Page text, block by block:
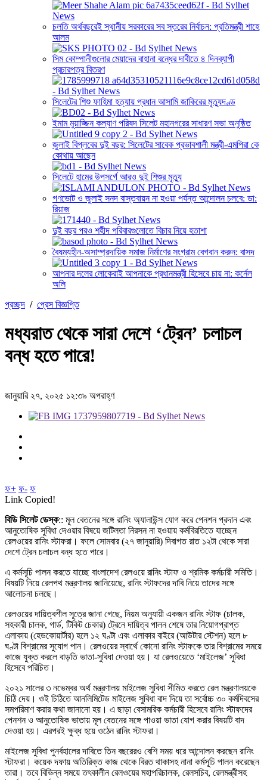
চলতি অর্থবছরেই স্থানীয় সরকারের সব স্তরের নির্বাচন: প্রতিমন্ত্রী শাহে
আলম
সিম কোম্পানীগুলোর মেয়াদের বাহানা বন্ধের দাবীতে ৪ দিনব্যাপী
প্রচারপত্র বিতরণ
সিলেটের শিশু ফাহিমা হত্যায় প্রধান আসামি জাকিরের মৃত্যুদণ্ড
ইমাম মুয়াজ্জিন কল্যাণ পরিষদ সিলেট মহানগরের সাধারণ সভা অনুষ্ঠিত
জুলাই বিপ্লবের দুই বছর: সিলেটের সাবেক প্রভাবশালী মন্ত্রী-এমপিরা কে
কোথায় আছেন
সিলেটে হামের উপসর্গে আরও দুই শিশুর মৃত্যু
গণভোট ও জুলাই সনদ বাস্তবায়ন না হওয়া পর্যন্ত আন্দোলন চলবে: ডা:
রিয়াজ
দুই বছর পরও শহীদ পরিবারগুলোতে বিচার নিয়ে হতাশা
বৈষম্যহীন-অসাম্প্রদায়িক সমাজ নির্মাণের সংগ্রাম বেগবান করুন: বাসদ
আপনার দলের লোকেরাই আপনাকে প্রধানমন্ত্রী হিসেবে চায় না: কর্নেল
অলি
প্রচ্ছদ / প্রেস বিজ্ঞপ্তি
মধ্যরাত থেকে সারা দেশে ‘ট্রেন’ চলাচল
বন্ধ হতে পারে!
জানুয়ারি ২৭, ২০২৫ ১২:৩৯ অপরাহ্ণ
ফ+ ফ- ফ
Link Copied!
বিডি সিলেট ডেস্ক:: মূল বেতনের সঙ্গে রানিং অ্যালাউন্স যোগ করে পেনশন প্রদান এবং
আনুতোষিক সুবিধা দেওয়ার বিষয়ে জটিলতা নিরসন না হওয়ায় কর্মবিরতিতে যাচ্ছেন
রেলওয়ের রানিং স্টাফরা। ফলে সোমবার (২৭ জানুয়ারি) দিবাগত রাত ১২টা থেকে সারা
দেশে ট্রেন চলাচল বন্ধ হতে পারে।
এ কর্মসূচি পালন করতে যাচ্ছে বাংলাদেশ রেলওয়ে রানিং স্টাফ ও শ্রমিক কর্মচারী সমিতি।
বিষয়টি নিয়ে রেলপথ মন্ত্রণালয় জানিয়েছে, রানিং স্টাফদের দাবি নিয়ে তাদের সঙ্গে
আলোচনা চলছে।
রেলওয়ের দায়িত্বশীল সূত্রে জানা গেছে, নিয়ম অনুযায়ী একজন রানিং স্টাফ (চালক,
সহকারী চালক, গার্ড, টিকিট চেকার) ট্রেনে দায়িত্ব পালন শেষে তার নিয়োগপ্রাপ্ত
এলাকায় (হেডকোয়ার্টার) হলে ১২ ঘণ্টা এবং এলাকার বাইরে (আউটার স্টেশন) হলে ৮
ঘণ্টা বিশ্রামের সুযোগ পান। রেলওয়ের স্বার্থে কোনো রানিং স্টাফকে তার বিশ্রামের সময়ে
কাজে যুক্ত করলে বাড়তি ভাতা-সুবিধা দেওয়া হয়। যা রেলওয়েতে ‘মাইলেজ’ সুবিধা
হিসেবে পরিচিত।
২০২১ সালের ৩ নভেম্বর অর্থ মন্ত্রণালয় মাইলেজ সুবিধা সীমিত করতে রেল মন্ত্রণালয়কে
চিঠি দেয়। ওই চিঠিতে আনলিমিটেড মাইলেজ সুবিধা বাদ দিয়ে তা সর্বোচ্চ ৩০ কর্মদিবসের
সমপরিমাণ করার কথা জানানো হয়। এ ছাড়া বেসামরিক কর্মচারী হিসেবে রানিং স্টাফদের
পেনশন ও আনুতোষিক ভাতায় মূল বেতনের সঙ্গে পাওয়া ভাতা যোগ করার বিষয়টি বাদ
দেওয়া হয়। এরপরই ক্ষুব্ধ হয়ে ওঠেন রানিং স্টাফরা।
মাইলেজ সুবিধা পুনর্বহালের দাবিতে তিন বছরেরও বেশি সময় ধরে আন্দোলন করছেন রানিং
স্টাফরা। কয়েক দফায় অতিরিক্ত কাজ থেকে বিরত থাকাসহ নানা কর্মসূচি পালন করেছেন
তারা। তবে বিভিন্ন সময়ে তৎকালীন রেলওয়ের মহাপরিচালক, রেলসচিব, রেলমন্ত্রীসহ